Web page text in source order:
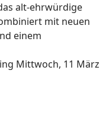
alt-ehrwürdige
mit neuen
einem
Mittwoch, 11 März